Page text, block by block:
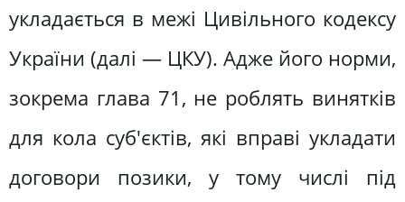
укладається в межі Цивільного кодексу
України (далі — ЦКУ). Адже його норми,
зокрема глава 71, не роблять винятків
для кола суб'єктів, які вправі укладати
договори позики, у тому числі під